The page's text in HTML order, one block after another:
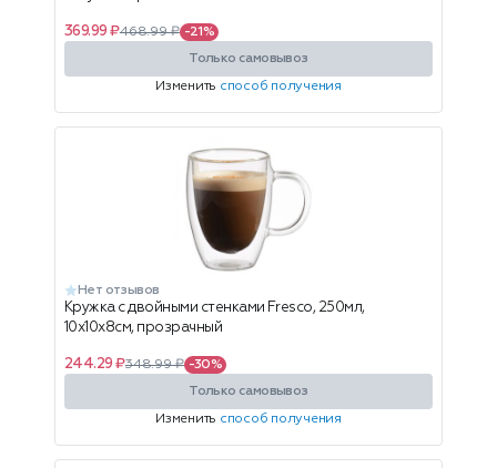
369.99 ₽468.99 ₽ -21%
Только самовывоз
Изменить способ получения
Нет отзывов
Кружка с двойными стенками Fresco, 250мл,
10x10x8см, прозрачный
244.29 ₽348.99 ₽ -30%
Только самовывоз
Изменить способ получения